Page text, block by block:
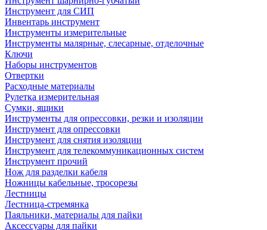
Инструмент для СИП
Инвентарь инструмент
Инструменты измерительные
Инструменты малярные, слесарные, отделочные
Ключи
Наборы инструментов
Отвертки
Расходные материалы
Рулетка измерительная
Сумки, ящики
Инструменты для опрессовки, резки и изоляции
Инструмент для опрессовки
Инструмент для снятия изоляции
Инструмент для телекоммуникационных систем
Инструмент прочий
Нож для разделки кабеля
Ножницы кабельные, тросорезы
Лестницы
Лестница-стремянка
Паяльники, материалы для пайки
Аксессуары для пайки